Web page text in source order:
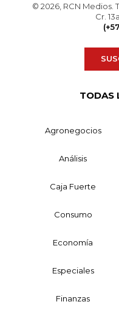
© 2026, RCN Medios.
Cr.
TODAS
Agronegocios
Análisis
Caja Fuerte
Consumo
Economía
Especiales
Finanzas